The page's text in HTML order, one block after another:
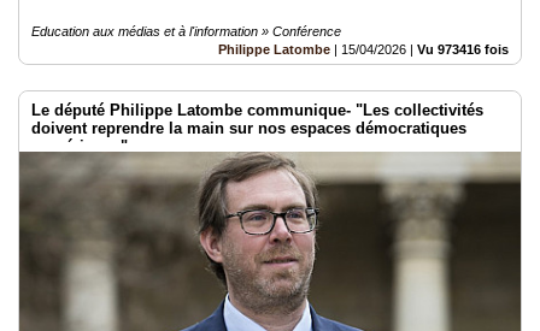
Education aux médias et à l'information » Conférence
Philippe Latombe | 15/04/2026 | Vu 973416 fois
Le député Philippe Latombe communique- "Les collectivités
doivent reprendre la main sur nos espaces démocratiques
numériques"